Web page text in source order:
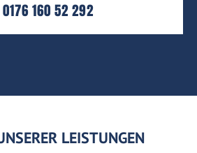
0176 160 52 292
LEISTUNGEN